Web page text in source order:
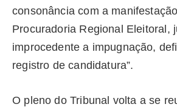
consonância com a
Procuradoria Regional Eleitoral,
improcedente a impugnação,
registro de candidatura”.
O pleno do Tribunal volta a se